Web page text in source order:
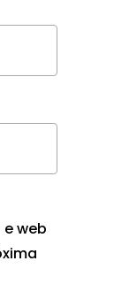
web